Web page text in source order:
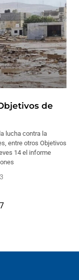
de
lucha contra la
entre otros Objetivos
14 el informe
7